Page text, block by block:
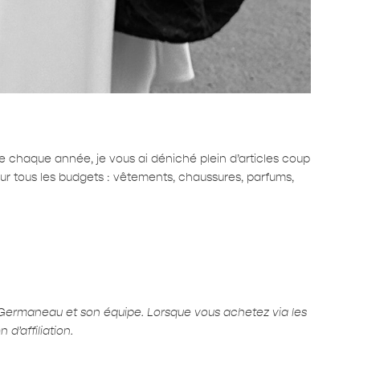
année, je vous ai déniché plein d’articles coup
tous les budgets : vêtements, chaussures, parfums,
et son équipe. Lorsque vous achetez via les
d’affiliation.